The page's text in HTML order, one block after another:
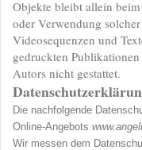
Objekte bleibt allein
oder Verwendung
Videosequenzen und
gedruckten
Autors nicht gestattet.
Die nachfolgende
Online-Angebots
Wir messen dem